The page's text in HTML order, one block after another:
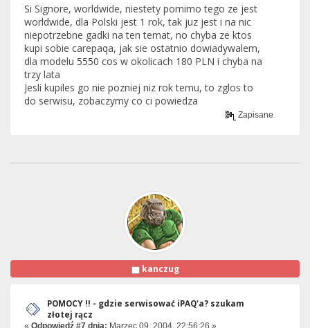
Si Signore, worldwide, niestety pomimo tego ze jest
worldwide, dla Polski jest 1 rok, tak juz jest i na nic
niepotrzebne gadki na ten temat, no chyba ze ktos
kupi sobie carepaqa, jak sie ostatnio dowiadywalem,
dla modelu 5550 cos w okolicach 180 PLN i chyba na
trzy lata
Jesli kupiles go nie pozniej niz rok temu, to zglos to
do serwisu, zobaczymy co ci powiedza
Zapisane
kanczug
POMOCY !! - gdzie serwisować iPAQ'a? szukam
złotej rącz